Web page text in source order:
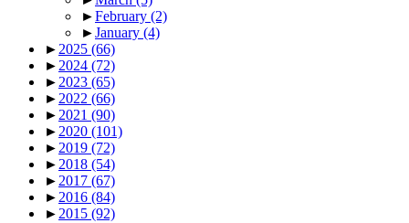
►February (2)
►January (4)
► 2025 (66)
► 2024 (72)
► 2023 (65)
► 2022 (66)
► 2021 (90)
► 2020 (101)
► 2019 (72)
► 2018 (54)
► 2017 (67)
► 2016 (84)
► 2015 (92)